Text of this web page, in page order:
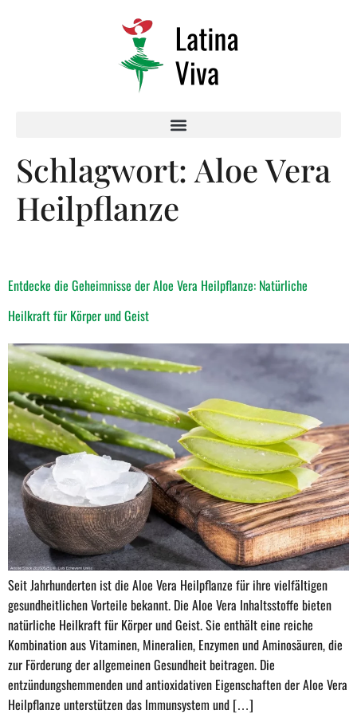
Schlagwort: Aloe Vera
Heilpflanze
Entdecke die Geheimnisse der Aloe Vera Heilpflanze: Natürliche
Heilkraft für Körper und Geist
Seit Jahrhunderten ist die Aloe Vera Heilpflanze für ihre vielfältigen
gesundheitlichen Vorteile bekannt. Die Aloe Vera Inhaltsstoffe bieten
natürliche Heilkraft für Körper und Geist. Sie enthält eine reiche
Kombination aus Vitaminen, Mineralien, Enzymen und Aminosäuren, die
zur Förderung der allgemeinen Gesundheit beitragen. Die
entzündungshemmenden und antioxidativen Eigenschaften der Aloe Vera
Heilpflanze unterstützen das Immunsystem und […]